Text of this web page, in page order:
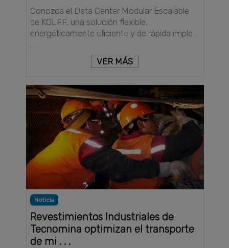
Conozca el Data Center Modular Escalable
de KOLFF, una solución flexible,
energéticamente eficiente y de rápida imple .
. .
VER MÁS
Noticia
Revestimientos Industriales de
Tecnomina optimizan el transporte
de mi . . .